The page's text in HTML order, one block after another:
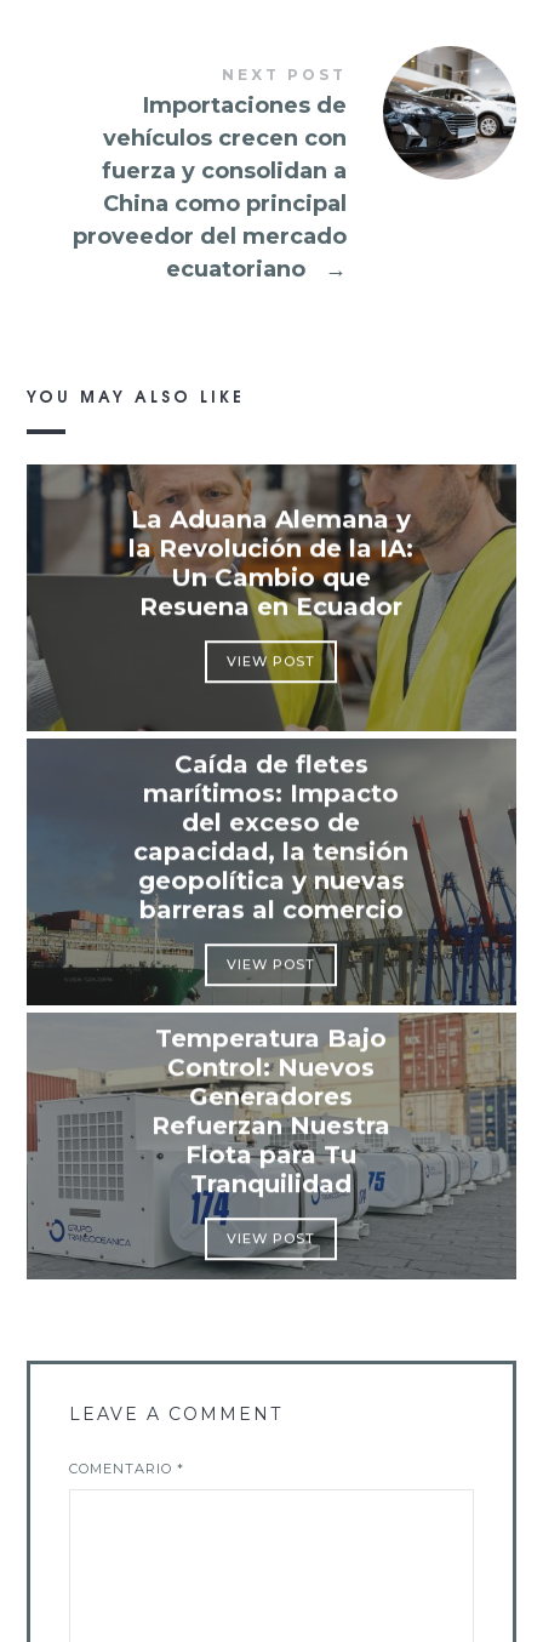
NEXT POST
Importaciones de
vehículos crecen con
fuerza y consolidan a
China como principal
proveedor del mercado
ecuatoriano
→
YOU MAY ALSO LIKE
La Aduana Alemana y
la Revolución de la IA:
Un Cambio que
Resuena en Ecuador
VIEW POST
Caída de fletes
marítimos: Impacto
del exceso de
capacidad, la tensión
geopolítica y nuevas
barreras al comercio
VIEW POST
Temperatura Bajo
Control: Nuevos
Generadores
Refuerzan Nuestra
Flota para Tu
Tranquilidad
VIEW POST
LEAVE A COMMENT
COMENTARIO*